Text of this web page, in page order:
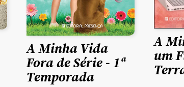
A Minha Vida
Fora de Série - 1ª
Temporada
A
um